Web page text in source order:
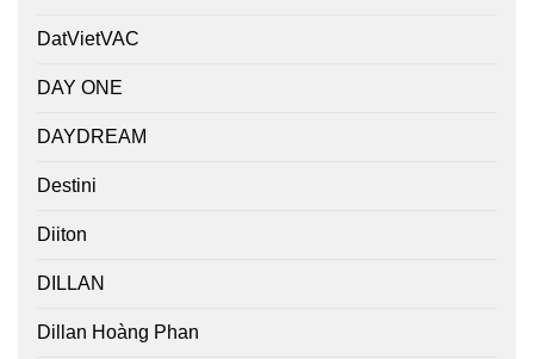
DatVietVAC
DAY ONE
DAYDREAM
Destini
Diiton
DILLAN
Dillan Hoàng Phan